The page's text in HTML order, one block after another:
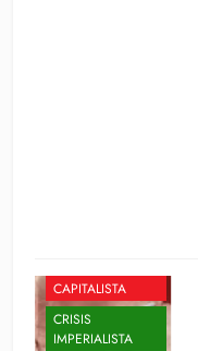
CAPITALISTA
CRISIS
IMPERIALISTA